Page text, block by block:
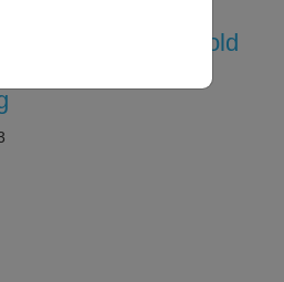
ได้ Google Pixel Fold
งแรงทนทานจาก